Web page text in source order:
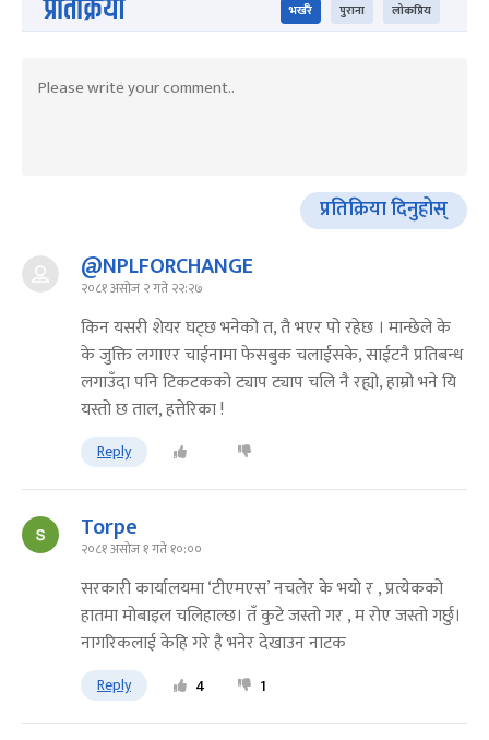
प्रतिक्रिया भर्खरै पुराना लोकप्रिय
प्रतिक्रिया दिनुहोस्
@NPLFORCHANGE
२०८१ असोज २ गते २२:२७
किन यसरी शेयर घट्छ भनेको त, तै भएर पो रहेछ । मान्छेले के
के जुक्ति लगाएर चाईनामा फेसबुक चलाईसके, साईटनै प्रतिबन्ध
लगाउँदा पनि टिकटकको ट्याप ट्याप चलि नै रह्यो, हाम्रो भने यि
यस्तो छ ताल, हत्तेरिका !
Reply
Torpe
२०८१ असोज १ गते १०:००
सरकारी कार्यालयमा ‘टीएमएस’ नचलेर के भयो र , प्रत्येकको
हातमा मोबाइल चलिहाल्छ। तँ कुटे जस्तो गर , म रोए जस्तो गर्छु।
नागरिकलाई केहि गरे है भनेर देखाउन नाटक
Reply 4 1